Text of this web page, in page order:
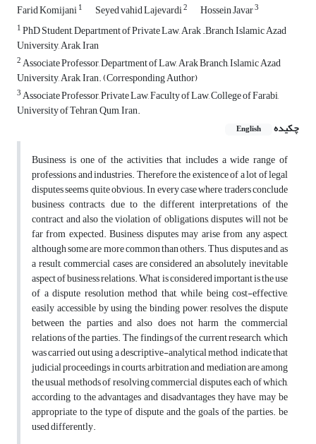
Farid Komijani1 Seyed vahid Lajevardi2 Hossein Javar3
1PhD Student, Department of Private Law, Arak .Branch, Islamic Azad
University, Arak, Iran
2Associate Professor, Department of Law, Arak Branch, Islamic Azad
University, Arak, Iran. (Corresponding Author)
3Associate Professor, Private Law, Faculty of Law, College of Farabi,
University of Tehran, Qum, Iran.
چکیده
English
Business is one of the activities that includes a wide range of
professions and industries. Therefore, the existence of a lot of legal
disputes seems quite obvious. In every case where traders conclude
business contracts, due to the different interpretations of the
contract and also the violation of obligations, disputes will not be
far from expected. Business disputes may arise from any aspect,
although some are more common than others. Thus, disputes and, as
a result, commercial cases are considered an absolutely inevitable
aspect of business relations. What is considered important is the use
of a dispute resolution method that, while being cost-effective,
easily accessible by using the binding power, resolves the dispute
between the parties and also does not harm the commercial
relations of the parties. The findings of the current research, which
was carried out using a descriptive-analytical method, indicate that
judicial proceedings in courts, arbitration and mediation are among
the usual methods of resolving commercial disputes, each of which,
according to the advantages and disadvantages they have, may be
appropriate to the type of dispute and the goals of the parties. be
used differently.